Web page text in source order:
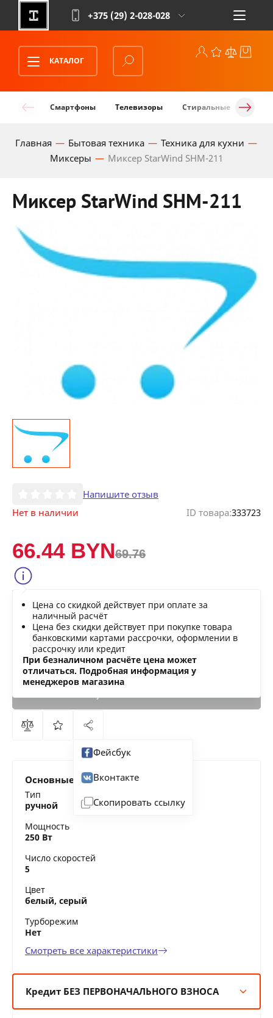
+375 (29) 2-028-028
КАТАЛОГ
Смартфоны Телевизоры Стиральные машины
Главная Бытовая техника
Техника для кухни
Миксеры
Миксер StarWind SHM-211
Миксер StarWind SHM-211
Напишите отзыв
Нет в наличии
ID товара:333723
66.44 BYN69.76
Цена со скидкой действует при оплате за
наличный расчёт
Цена без скидки действует при покупке товара
банковскими картами рассрочки, оформлении в
рассрочку или кредит
При безналичном расчёте цена может
отличаться. Подробная информация у
менеджеров магазина
Нашли дешевле?
Фейсбук
Вконтакте
Скопировать ссылку
Основные характеристики
Тип
ручной
Мощность
250 Вт
Число скоростей
5
Цвет
белый, серый
Турборежим
Нет
Смотреть все характеристики
Кредит БЕЗ ПЕРВОНАЧАЛЬНОГО ВЗНОСА